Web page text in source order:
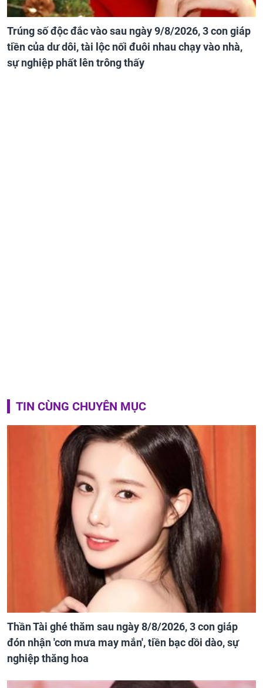
Trúng số độc đắc vào sau ngày 9/8/2026, 3 con giáp
tiền của dư dôi, tài lộc nối đuôi nhau chạy vào nhà,
sự nghiệp phất lên trông thấy
TIN CÙNG CHUYÊN MỤC
Thần Tài ghé thăm sau ngày 8/8/2026, 3 con giáp
đón nhận 'cơn mưa may mắn', tiền bạc dồi dào, sự
nghiệp thăng hoa